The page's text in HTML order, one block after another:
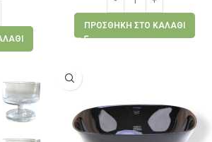
ΠΡΟΣΘΉΚΗ ΣΤΟ ΚΑΛΆΘΙ